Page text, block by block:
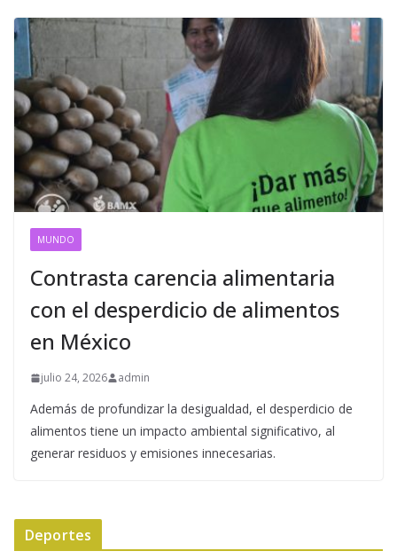
MUNDO
Contrasta carencia alimentaria
con el desperdicio de alimentos
en México
julio 24, 2026 admin
Además de profundizar la desigualdad, el desperdicio de
alimentos tiene un impacto ambiental significativo, al
generar residuos y emisiones innecesarias.
Deportes